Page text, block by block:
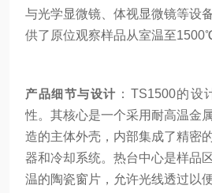
与光学显微镜、体视显微镜等设
供了原位观察样品从室温至
产品细节与设计 ：TS1500的
性。其核心是一个采用耐高温金
造的主体外壳，内部集成了精密
器和冷却系统。热台中心是样品
温的陶瓷窗片，允许光线透过以